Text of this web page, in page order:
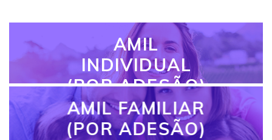
AMIL
INDIVIDUAL
(POR ADESÃO)
AMIL FAMILIAR
(POR ADESÃO)